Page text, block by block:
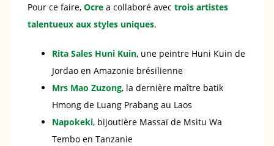
Pour ce faire, Ocre a collaboré avec trois artistes
talentueux aux styles uniques.
Rita Sales Huni Kuin, une peintre Huni Kuin de
Jordao en Amazonie brésilienne
Mrs Mao Zuzong, la dernière maître batik
Hmong de Luang Prabang au Laos
Napokeki, bijoutière Massaï de Msitu Wa
Tembo en Tanzanie